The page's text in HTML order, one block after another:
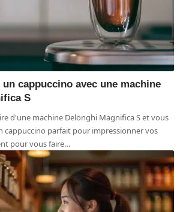
cappuccino avec une machine
S
d'une machine Delonghi Magnifica S et vous
cappuccino parfait pour impressionner vos
pour vous faire…